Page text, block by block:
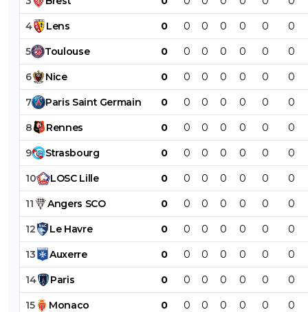
4 Lens 0 0 0 0 0 0 0
5 Toulouse 0 0 0 0 0 0 0
6 Nice 0 0 0 0 0 0 0
7 Paris Saint Germain 0 0 0 0 0 0 0
8 Rennes 0 0 0 0 0 0 0
9 Strasbourg 0 0 0 0 0 0 0
10 LOSC Lille 0 0 0 0 0 0 0
11 Angers SCO 0 0 0 0 0 0 0
12 Le Havre 0 0 0 0 0 0 0
13 Auxerre 0 0 0 0 0 0 0
14 Paris 0 0 0 0 0 0 0
15 Monaco 0 0 0 0 0 0 0